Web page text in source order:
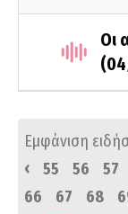
Οι
Εμφάνιση
‹
55 56 57
66
67 68